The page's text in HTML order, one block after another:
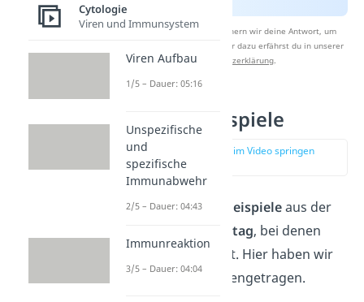
Nach Beantwortung speichern wir deine Antwort, um
Studyflix zu verbessern. Mehr dazu erfährst du in unserer
Datenschutzerklärung.
Osmose Beispiele
zur Stelle im Video springen
Es gibt unzählige Beispieleaus der
Alltag, bei denen
Osmose stattfindet. Hier haben wir
dir einige zusammengetragen.
Cytologie
Viren und Immunsystem
Viren Aufbau
1/5 – Dauer: 05:16
Unspezifische
und
spezifische
Immunabwehr
2/5 – Dauer: 04:43
Immunreaktion
3/5 – Dauer: 04:04